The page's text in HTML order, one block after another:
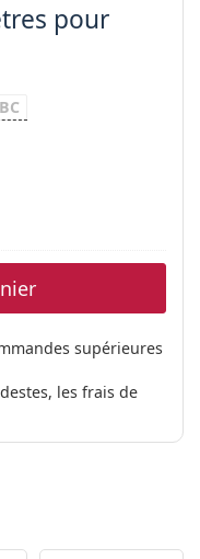
pour
BC
supérieures
les frais de